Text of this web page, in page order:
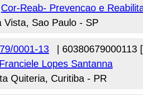
Cor-Reab- Prevencao e
Vista, Sao Paulo - SP
0001-13
| 60380679000113
Lopes Santanna
Quiteria, Curitiba - PR